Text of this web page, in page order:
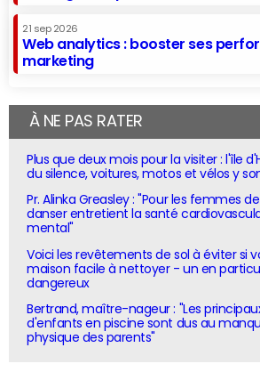
21 sep 2026
Web analytics : booster ses
marketing
À NE PAS RATER
Plus que deux mois pour la visiter : l'île
du silence, voitures, motos et vélos y
Pr. Alinka Greasley : "Pour les femmes
danser entretient la santé
mental"
Voici les revêtements de sol à éviter si
maison facile à nettoyer - un en
dangereux
Bertrand, maître-nageur : "Les
d'enfants en piscine sont dus au
physique des parents"